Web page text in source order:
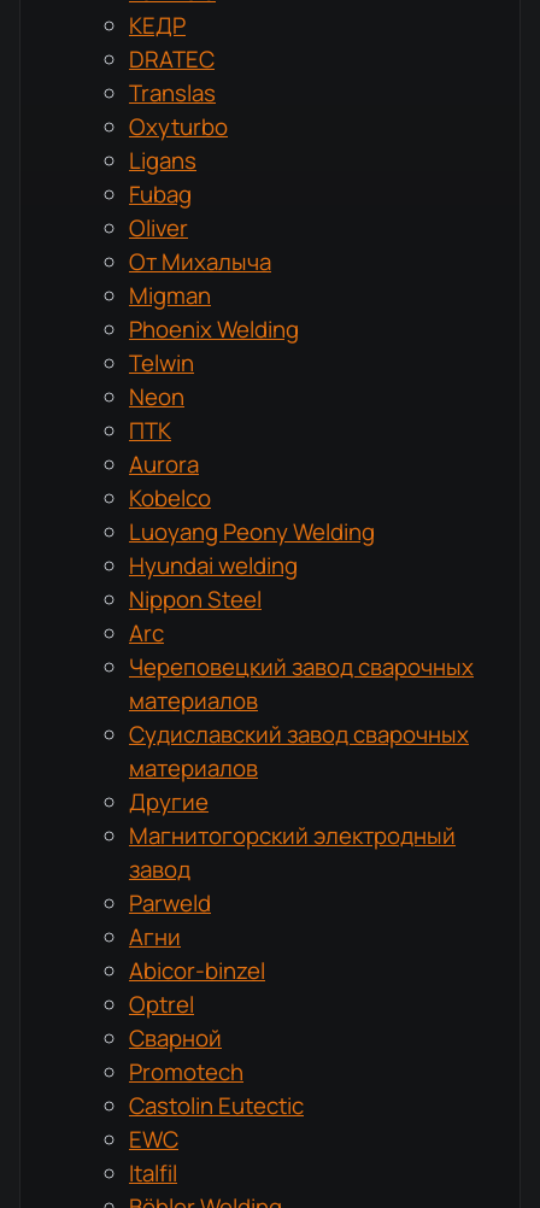
КЕДР
DRATEC
Translas
Oxyturbo
Ligans
Fubag
Oliver
От Михалыча
Migman
Phoenix Welding
Telwin
Neon
ПТК
Aurora
Kobelco
Luoyang Peony Welding
Hyundai welding
Nippon Steel
Arc
Череповецкий завод сварочных
материалов
Судиславский завод сварочных
материалов
Другие
Магнитогорский электродный
завод
Parweld
Агни
Abicor-binzel
Optrel
Сварной
Promotech
Castolin Eutectic
EWC
Italfil